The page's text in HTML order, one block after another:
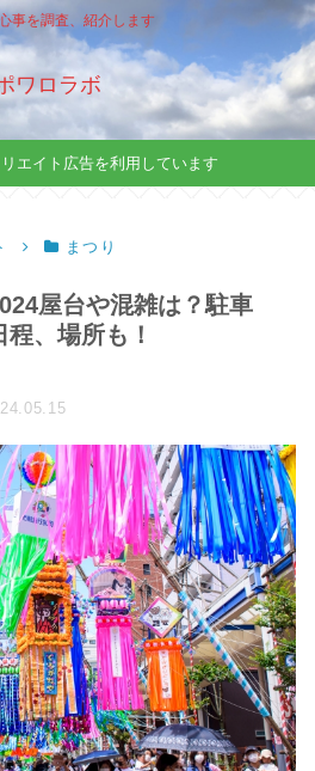
事を調査、紹介します
ワロラボ
エイト広告を利用しています
まつり
屋台や混雑は？駐車
、場所も！